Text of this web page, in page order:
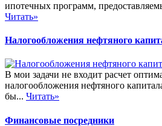
ипотечных программ,
Читать»
Налогообложения нефтяного
В мои задачи не входит расчет
налогообложения нефтяного
бы... Читать»
Финансовые посредники